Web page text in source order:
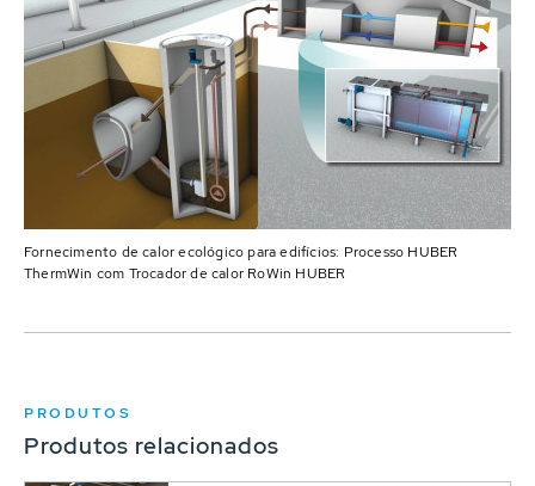
Fornecimento de calor ecológico para edifícios: Processo HUBER
ThermWin com Trocador de calor RoWin HUBER
PRODUTOS
Produtos relacionados